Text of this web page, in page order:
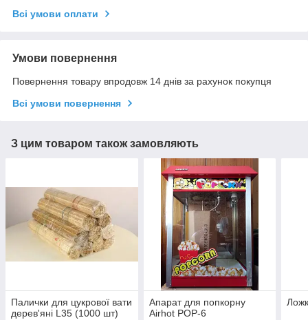
Всі умови оплати
Умови повернення
Повернення товару впродовж 14 днів за рахунок покупця
Всі умови повернення
З цим товаром також замовляють
Палички для цукрової вати
дерев'яні L35 (1000 шт)
Апарат для попкорну
Airhot POP-6